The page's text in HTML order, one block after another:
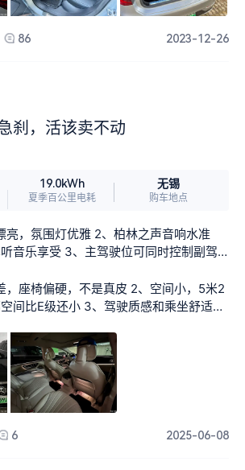
86 2023-12-26
刹，活该卖不动
19.0kWh
夏季百公里电耗
无锡
购车地点
亮，氛围灯优雅 2、柏林之声音响水准
音乐享受 3、主驾驶位可同时控制副驾
，座椅偏硬，不是真皮 2、空间小，5米2
间比E级还小 3、驾驶质感和乘坐舒适度
蜂鸣，心脏病都被吓出来 5、异响，车
手位置开车就有 6、伸缩门把手经常夹
钥匙后弹出，等你拉车门时突然又缩回
巡航经常突然减速，在高速非常危险。预
匝道60限速标志，但我在主道… 8、外
丑鼠标，正和奔驰产品线外观设计都出了
6 2025-06-08